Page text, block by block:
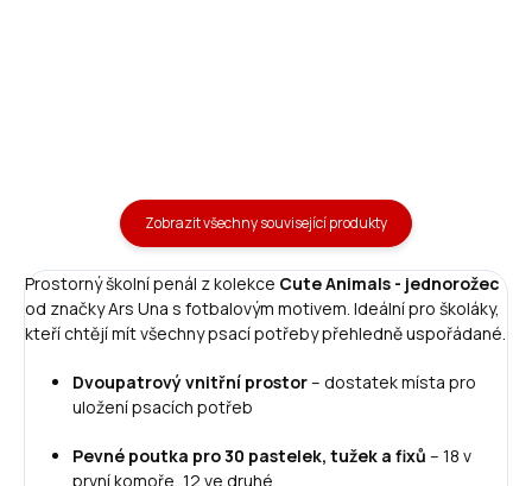
Zobrazit všechny související produkty
Prostorný školní penál z kolekce Cute Animals - jednorožec
od značky Ars Una s fotbalovým motivem. Ideální pro školáky,
kteří chtějí mít všechny psací potřeby přehledně uspořádané.
Dvoupatrový vnitřní prostor– dostatek místa pro
uložení psacích potřeb
Pevné poutka pro 30 pastelek, tužek a fixů – 18 v
první komoře, 12 ve druhé